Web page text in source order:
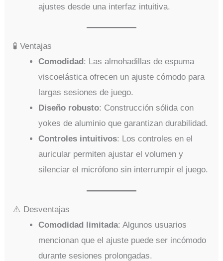
ajustes desde una interfaz intuitiva.
🧪 Ventajas
Comodidad : Las almohadillas de espuma
viscoelástica ofrecen un ajuste cómodo para
largas sesiones de juego.
Diseño robusto: Construcción sólida con
yokes de aluminio que garantizan durabilidad.
Controles intuitivos: Los controles en el
auricular permiten ajustar el volumen y
silenciar el micrófono sin interrumpir el juego.
⚠️ Desventajas
Comodidad limitada: Algunos usuarios
mencionan que el ajuste puede ser incómodo
durante sesiones prolongadas.